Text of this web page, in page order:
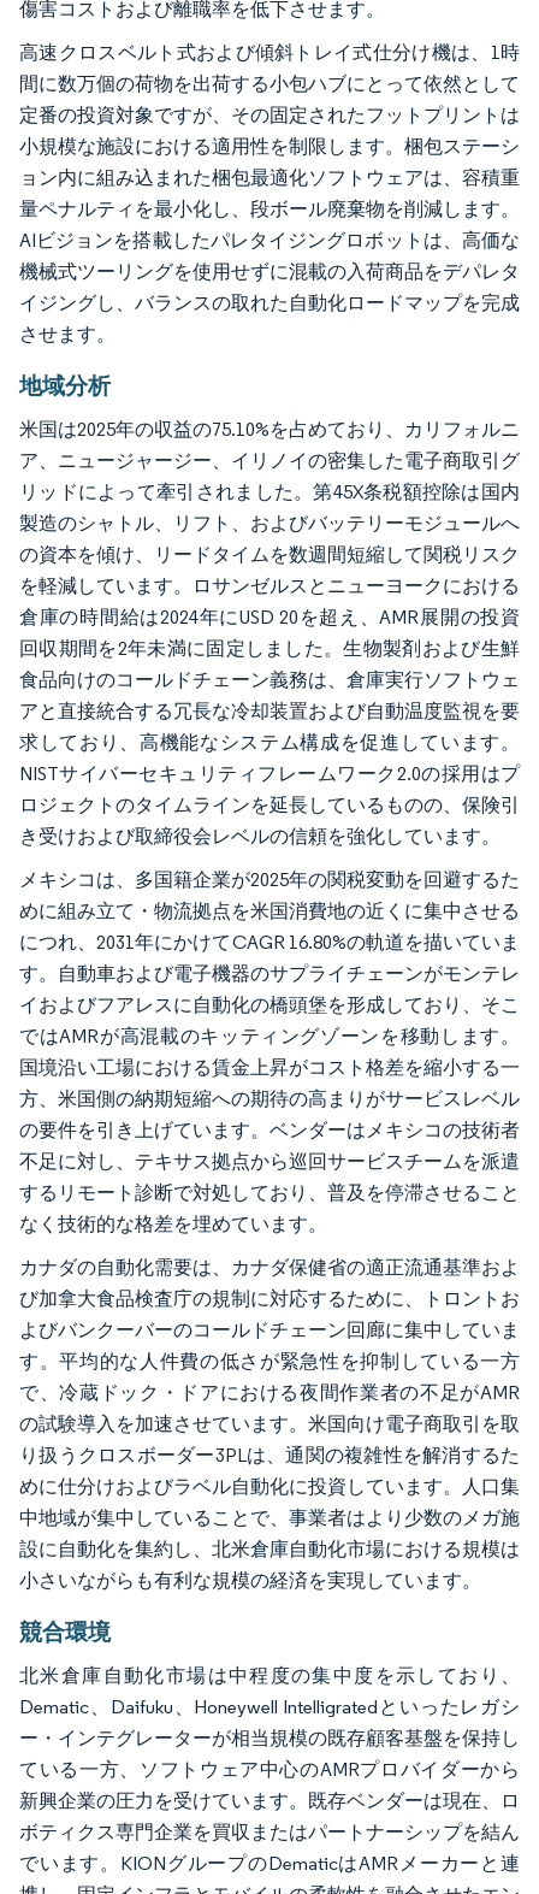
傷害コストおよび離職率を低下させます。
高速クロスベルト式および傾斜トレイ式仕分け機は、1時
間に数万個の荷物を出荷する小包ハブにとって依然として
定番の投資対象ですが、その固定されたフットプリントは
小規模な施設における適用性を制限します。梱包ステーシ
ョン内に組み込まれた梱包最適化ソフトウェアは、容積重
量ペナルティを最小化し、段ボール廃棄物を削減します。
AIビジョンを搭載したパレタイジングロボットは、高価な
機械式ツーリングを使用せずに混載の入荷商品をデパレタ
イジングし、バランスの取れた自動化ロードマップを完成
させます。
地域分析
米国は2025年の収益の75.10%を占めており、カリフォルニ
ア、ニュージャージー、イリノイの密集した電子商取引グ
リッドによって牽引されました。第45X条税額控除は国内
製造のシャトル、リフト、およびバッテリーモジュールへ
の資本を傾け、リードタイムを数週間短縮して関税リスク
を軽減しています。ロサンゼルスとニューヨークにおける
倉庫の時間給は2024年にUSD 20を超え、AMR展開の投資
回収期間を2年未満に固定しました。生物製剤および生鮮
食品向けのコールドチェーン義務は、倉庫実行ソフトウェ
アと直接統合する冗長な冷却装置および自動温度監視を要
求しており、高機能なシステム構成を促進しています。
NISTサイバーセキュリティフレームワーク2.0の採用はプ
ロジェクトのタイムラインを延長しているものの、保険引
き受けおよび取締役会レベルの信頼を強化しています。
メキシコは、多国籍企業が2025年の関税変動を回避するた
めに組み立て・物流拠点を米国消費地の近くに集中させる
につれ、2031年にかけてCAGR 16.80%の軌道を描いていま
す。自動車および電子機器のサプライチェーンがモンテレ
イおよびフアレスに自動化の橋頭堡を形成しており、そこ
ではAMRが高混載のキッティングゾーンを移動します。
国境沿い工場における賃金上昇がコスト格差を縮小する一
方、米国側の納期短縮への期待の高まりがサービスレベル
の要件を引き上げています。ベンダーはメキシコの技術者
不足に対し、テキサス拠点から巡回サービスチームを派遣
するリモート診断で対処しており、普及を停滞させること
なく技術的な格差を埋めています。
カナダの自動化需要は、カナダ保健省の適正流通基準およ
び加拿大食品検査庁の規制に対応するために、トロントお
よびバンクーバーのコールドチェーン回廊に集中していま
す。平均的な人件費の低さが緊急性を抑制している一方
で、冷蔵ドック・ドアにおける夜間作業者の不足がAMR
の試験導入を加速させています。米国向け電子商取引を取
り扱うクロスボーダー3PLは、通関の複雑性を解消するた
めに仕分けおよびラベル自動化に投資しています。人口集
中地域が集中していることで、事業者はより少数のメガ施
設に自動化を集約し、北米倉庫自動化市場における規模は
小さいながらも有利な規模の経済を実現しています。
競合環境
北米倉庫自動化市場は中程度の集中度を示しており、
Dematic、Daifuku、Honeywell Intelligratedといったレガシ
ー・インテグレーターが相当規模の既存顧客基盤を保持し
ている一方、ソフトウェア中心のAMRプロバイダーから
新興企業の圧力を受けています。既存ベンダーは現在、ロ
ボティクス専門企業を買収またはパートナーシップを結ん
でいます。KIONグループのDematicはAMRメーカーと連